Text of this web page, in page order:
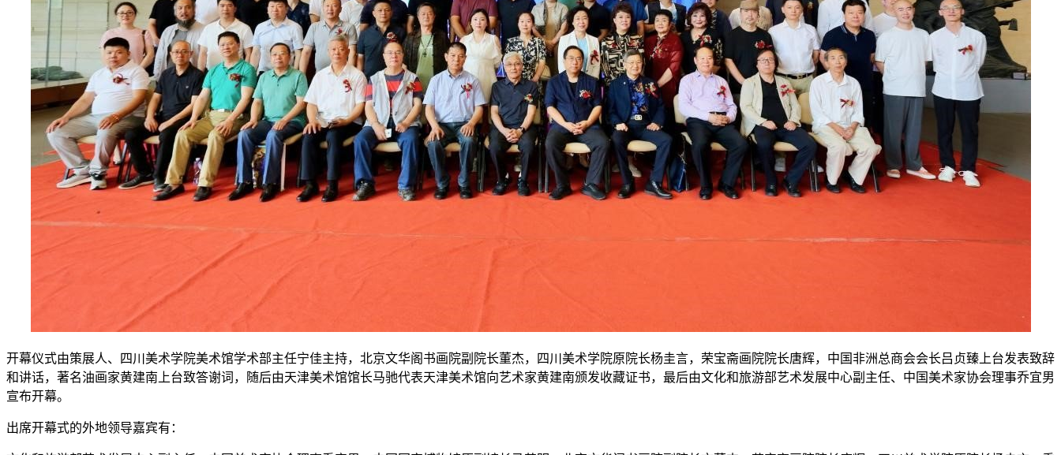
开幕仪式由策展人、四川美术学院美术馆学术部主任宁佳主持，北京文华阁书画院副院长董杰，四川美术学院原院长杨圭言，荣宝斋画院院长唐辉，中国非洲总商会会长吕贞臻上台发表致辞
和讲话，著名油画家黄建南上台致答谢词，随后由天津美术馆馆长马驰代表天津美术馆向艺术家黄建南颁发收藏证书，最后由文化和旅游部艺术发展中心副主任、中国美术家协会理事乔宜男
宣布开幕。
出席开幕式的外地领导嘉宾有：